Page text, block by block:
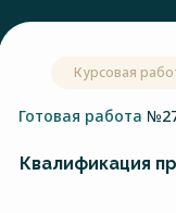
Курсовая
Готовая работа
Квалификация